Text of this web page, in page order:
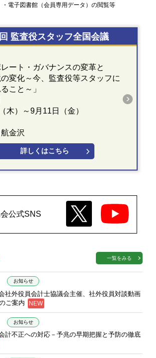
・電子図書館（会員専用データ）の閲覧等
監査役スタッフ全国会議
レート・ガバナンスの変革と
変化～今、監査役等スタッフに
こと～」
木）～9月11日（金）
金沢
詳しくはこちら
公式SNS
一覧をみる
お知らせ
社外役員会計士協議会主催、社外役員対談動画
ご案内
お知らせ
計不正への対応－予兆の早期把握と予防の徹底